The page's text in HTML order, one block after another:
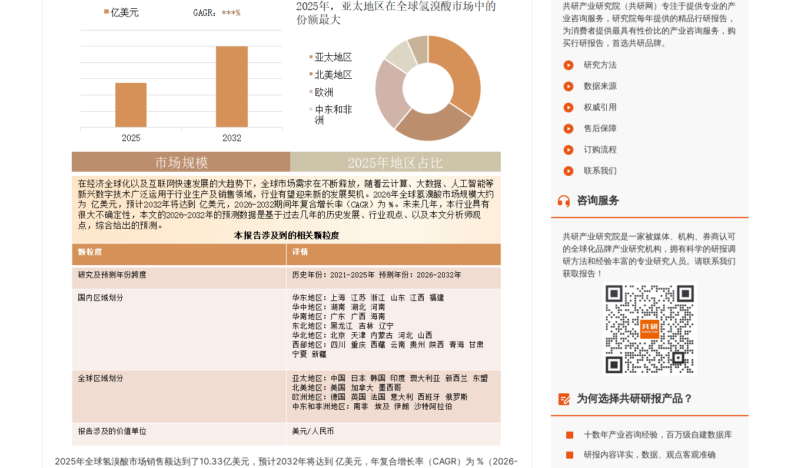
2025年全球氢溴酸市场销售额达到了10.33亿美元，预计2032年将达到 亿美元，年复合增长率（CAGR）为 %（2026-
共研产业研究院（共研网）专注于提供专业的产
业咨询服务，研究院每年提供的精品行研报告，
为消费者提供最具有性价比的产业咨询服务，购
买行研报告，首选共研品牌。
研究方法
数据来源
权威引用
售后保障
订购流程
联系我们
咨询服务
共研产业研究院是一家被媒体、机构、券商认可
的全球化品牌产业研究机构，拥有科学的研报调
研方法和经验丰富的专业研究人员。请联系我们
获取报告！
为何选择共研研报产品？
十数年产业咨询经验，百万级自建数据库
研报内容详实，数据、观点客观准确